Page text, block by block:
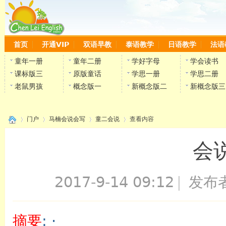
首页 开通VIP 双语早教 泰语教学 日语教学 法语
童年一册 童年二册 学好字母
学会读书
课标版三
原版童话 学思一册
学思二册
老鼠男孩
概念版一 新概念版二 新概念版三
门户 马楠会说会写 童二会说 查看内容
会
2017-9-14 09:12 发布
摘要: ·